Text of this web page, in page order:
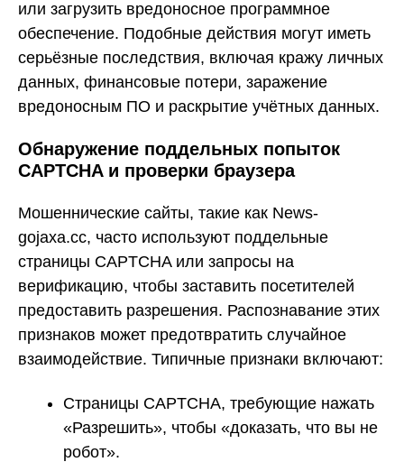
или загрузить вредоносное программное
обеспечение. Подобные действия могут иметь
серьёзные последствия, включая кражу личных
данных, финансовые потери, заражение
вредоносным ПО и раскрытие учётных данных.
Обнаружение поддельных попыток
CAPTCHA и проверки браузера
Мошеннические сайты, такие как News-
gojaxa.cc, часто используют поддельные
страницы CAPTCHA или запросы на
верификацию, чтобы заставить посетителей
предоставить разрешения. Распознавание этих
признаков может предотвратить случайное
взаимодействие. Типичные признаки включают:
Страницы CAPTCHA, требующие нажать
«Разрешить», чтобы «доказать, что вы не
робот».